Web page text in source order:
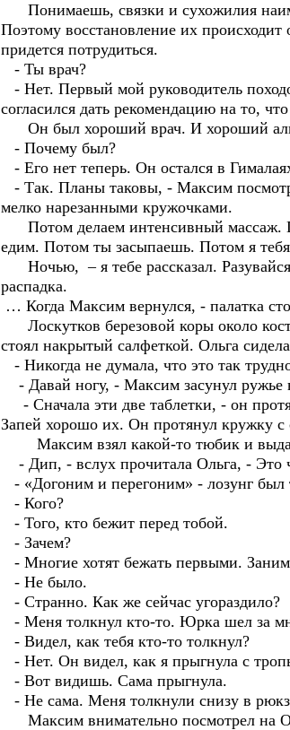
Понимаешь, связки и сухожилия
Поэтому восстановление их
придется потрудиться.
- Ты врач?
- Нет. Первый мой руководитель
согласился дать рекомендацию на то,
Он был хороший врач. И хороший
- Почему был?
- Его нет теперь. Он остался в
- Так. Планы таковы, - Максим
мелко нарезанными кружочками.
Потом делаем интенсивный массаж.
едим. Потом ты засыпаешь. Потом я
Ночью, – я тебе рассказал.
распадка.
… Когда Максим вернулся, - палатка
Лоскутков березовой коры около
стоял накрытый салфеткой. Ольга
- Никогда не думала, что это так
- Давай ногу, - Максим засунул ружье
- Сначала эти две таблетки, - он
Запей хорошо их. Он протянул кружку с
Максим взял какой-то тюбик и
- Дип, - вслух прочитала Ольга, - Это
- «Догоним и перегоним» - лозунг был
- Кого?
- Того, кто бежит перед тобой.
- Зачем?
- Многие хотят бежать первыми.
- Не было.
- Странно. Как же сейчас угораздило?
- Меня толкнул кто-то. Юрка шел за
- Видел, как тебя кто-то толкнул?
- Нет. Он видел, как я прыгнула с
- Вот видишь. Сама прыгнула.
- Не сама. Меня толкнули снизу в
Максим внимательно посмотрел на